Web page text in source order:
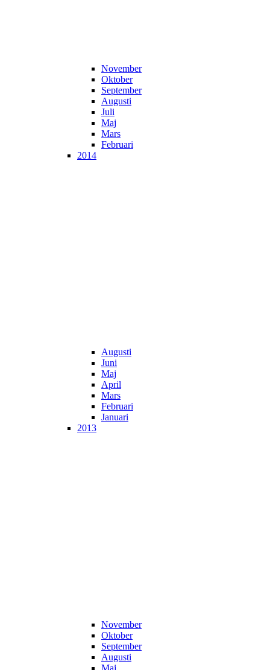
November
Oktober
September
Augusti
Juli
Maj
Mars
Februari
2014
Augusti
Juni
Maj
April
Mars
Februari
Januari
2013
November
Oktober
September
Augusti
Maj